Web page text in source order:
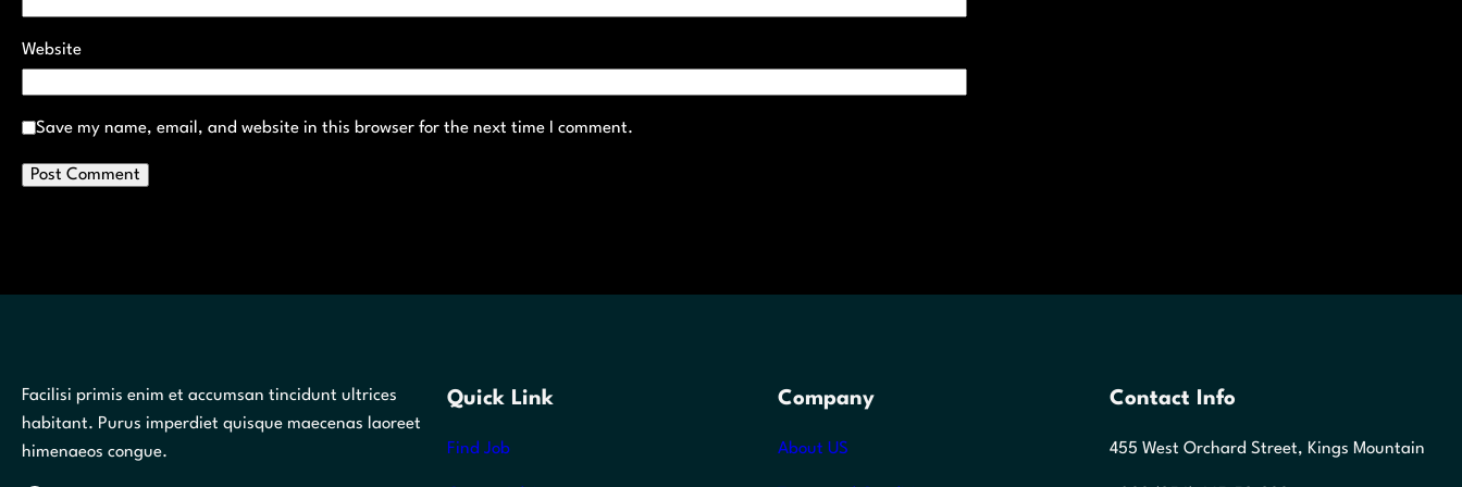
Website
Save my name, email, and website in this browser for the next time I comment.
Facilisi primis enim et accumsan tincidunt ultrices
habitant. Purus imperdiet quisque maecenas laoreet
himenaeos congue.
Quick Link
Find Job
Company
About US
Contact Info
455 West Orchard Street, Kings Mountain